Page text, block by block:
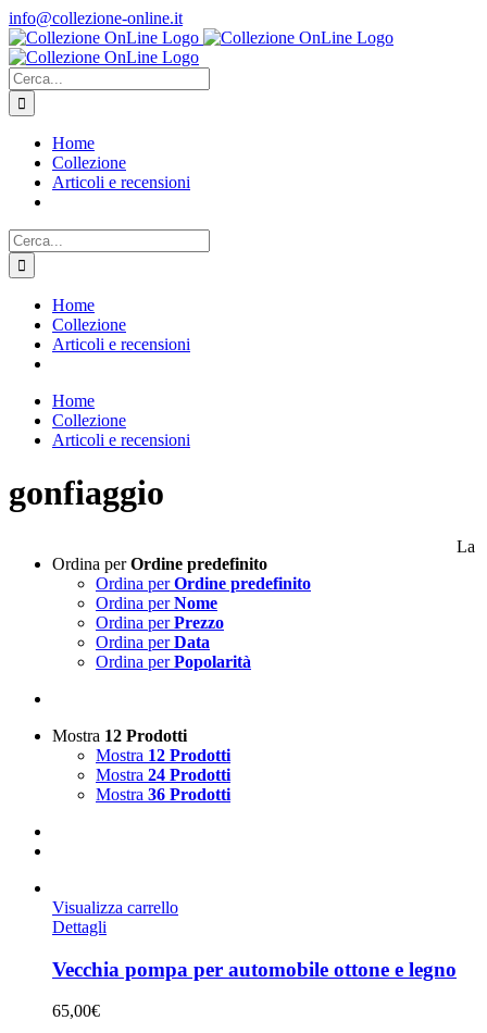
Salta
al
contenuto
info@collezione-online.it
Cerca
per:
Home
Collezione
Articoli e recensioni
Cerca
per:
Home
Collezione
Articoli e recensioni
Home
Collezione
Articoli e recensioni
gonfiaggio
Ordina perOrdine predefinito
Ordina perOrdine predefinito
Ordina perNome
Ordina perPrezzo
Ordina perData
Ordina perPopolarità
Mostra 12 Prodotti
Mostra 12 Prodotti
Mostra 24 Prodotti
Mostra 36 Prodotti
Visualizza carrello
Dettagli
Vecchia pompa per automobile ottone e legno
65,00€
La